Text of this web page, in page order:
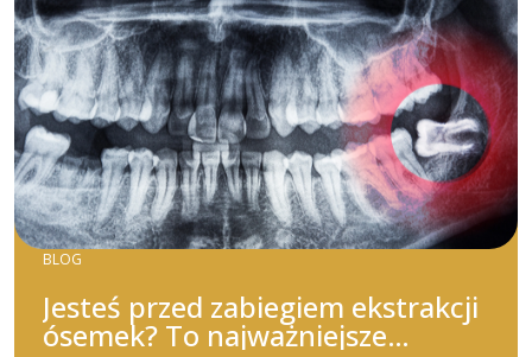
BLOG
Jesteś przed zabiegiem ekstrakcji
ósemek? To najważniejsze